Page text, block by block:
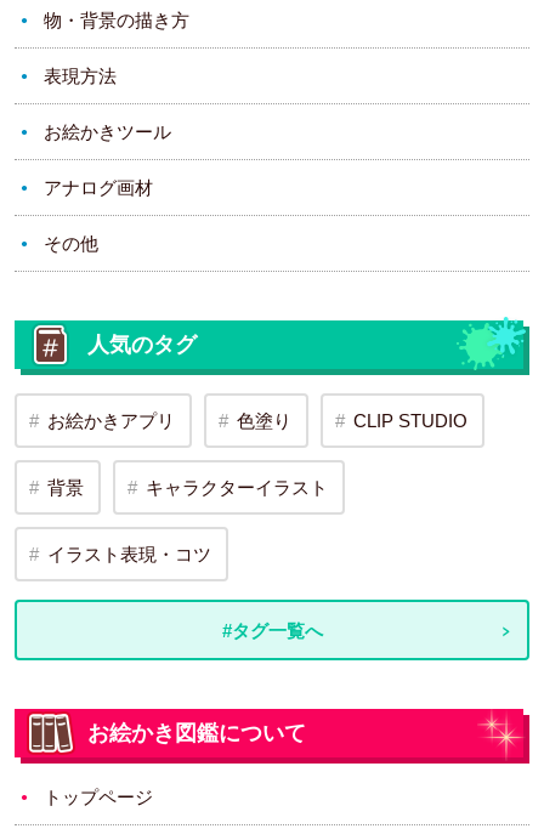
物・背景の描き方
表現方法
お絵かきツール
アナログ画材
その他
人気のタグ
お絵かきアプリ 色塗り CLIP STUDIO
背景 キャラクターイラスト
イラスト表現・コツ
#タグ一覧へ
お絵かき図鑑について
トップページ